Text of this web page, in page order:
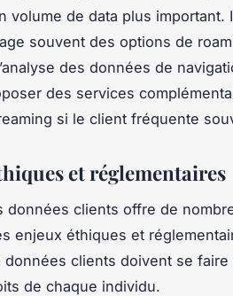
volume de data plus important.
souvent des options de
des données de
des services
si le client fréquente
et réglementaires
données clients offre de
enjeux éthiques et
données clients doivent se
de chaque individu.